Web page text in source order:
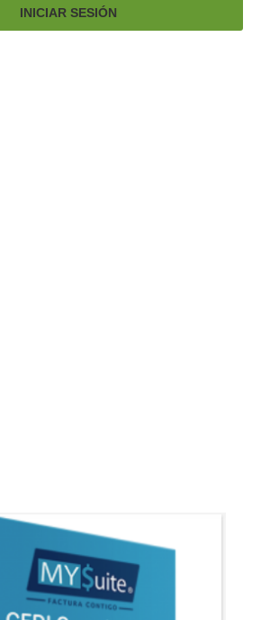
INICIAR SESIÓN